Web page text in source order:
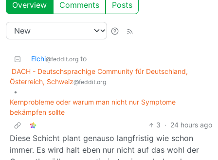
Overview Comments Posts
Elchi@feddit.org to
DACH - Deutschsprachige Community für Deutschland,
Österreich, Schweiz@feddit.org
•
Kernprobleme oder warum man nicht nur Symptome
bekämpfen sollte
3 · 24 hours ago
Diese Schicht plant genauso langfristig wie schon
immer. Es wird halt eben nur nicht auf das wohl der